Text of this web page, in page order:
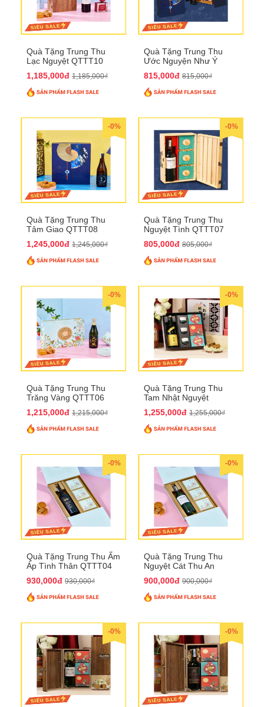
Quà Tặng Trung Thu
Lạc Nguyệt QTTT10
1,185,000đ 1,185,000₫
Quà Tặng Trung Thu
Ước Nguyện Như Ý
815,000đ 815,000₫
-0%
Quà Tặng Trung Thu
Tâm Giao QTTT08
1,245,000đ 1,245,000₫
-0%
Quà Tặng Trung Thu
Nguyệt Tình QTTT07
805,000đ 805,000₫
-0%
Quà Tặng Trung Thu
Trăng Vàng QTTT06
1,215,000đ 1,215,000₫
-0%
Quà Tặng Trung Thu
Tam Nhật Nguyệt
1,255,000đ 1,255,000₫
-0%
Quà Tặng Trung Thu Ấm
Áp Tình Thân QTTT04
930,000đ 930,000₫
-0%
Quà Tặng Trung Thu
Nguyệt Cát Thu An
900,000đ 900,000₫
-0% -0%